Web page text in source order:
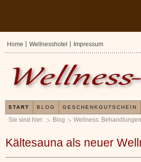
Sie sind hier: Blog Wellness: Behandlungen
Kältesauna als neuer
Home Wellnesshotel Impressum
START BLOG GESCHENKGUTSCHEIN